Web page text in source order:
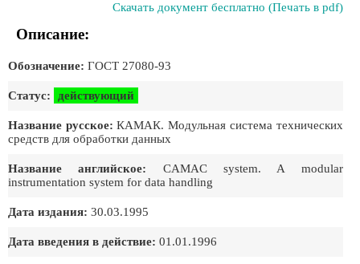
Скачать документ бесплатно (Печать в pdf)
Описание:
Обозначение: ГОСТ 27080-93
Статус: действующий
Название русское: КАМАК. Модульная система технических
средств для обработки данных
Название английское: CAMAC system. A modular
instrumentation system for data handling
Дата издания: 30.03.1995
Дата введения в действие: 01.01.1996